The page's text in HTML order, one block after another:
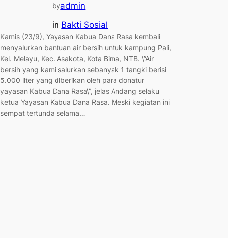
byadmin
in Bakti Sosial
Kamis (23/9), Yayasan Kabua Dana Rasa kembali
menyalurkan bantuan air bersih untuk kampung Pali,
Kel. Melayu, Kec. Asakota, Kota Bima, NTB. \”Air
bersih yang kami salurkan sebanyak 1 tangki berisi
5.000 liter yang diberikan oleh para donatur
yayasan Kabua Dana Rasa\”, jelas Andang selaku
ketua Yayasan Kabua Dana Rasa. Meski kegiatan ini
sempat tertunda selama…